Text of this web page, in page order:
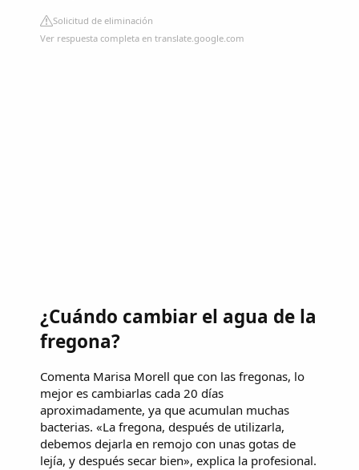
Solicitud de eliminación
Ver respuesta completa en translate.google.com
¿Cuándo cambiar el agua de la
fregona?
Comenta Marisa Morell que con las fregonas, lo
mejor es cambiarlas cada 20 días
aproximadamente, ya que acumulan muchas
bacterias. «La fregona, después de utilizarla,
debemos dejarla en remojo con unas gotas de
lejía, y después secar bien», explica la profesional.